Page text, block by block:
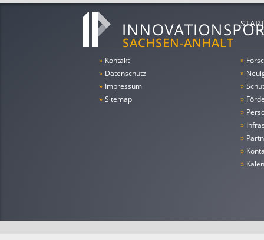
» Kontakt
» Datenschutz
» Impressum
» Sitemap
»
»
»
»
»
»
»
»
»